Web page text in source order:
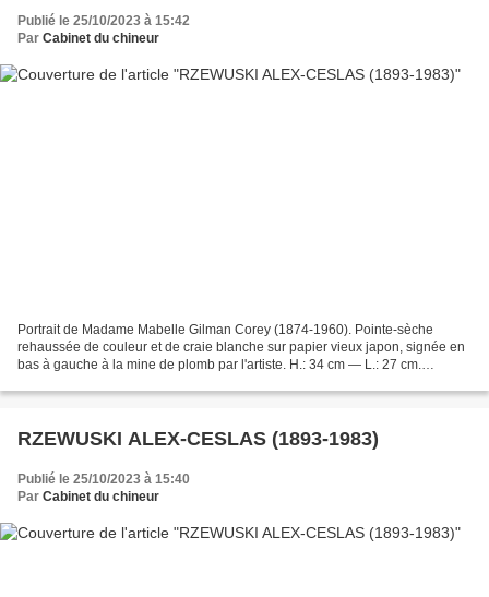
Publié le 25/10/2023 à 15:42
Par Cabinet du chineur
Portrait de Madame Mabelle Gilman Corey (1874-1960). Pointe-sèche
rehaussée de couleur et de craie blanche sur papier vieux japon, signée en
bas à gauche à la mine de plomb par l'artiste. H.: 34 cm — L.: 27 cm.
RZEWUSKI ALEX-CESLAS (1893-1983)
Publié le 25/10/2023 à 15:40
Par Cabinet du chineur